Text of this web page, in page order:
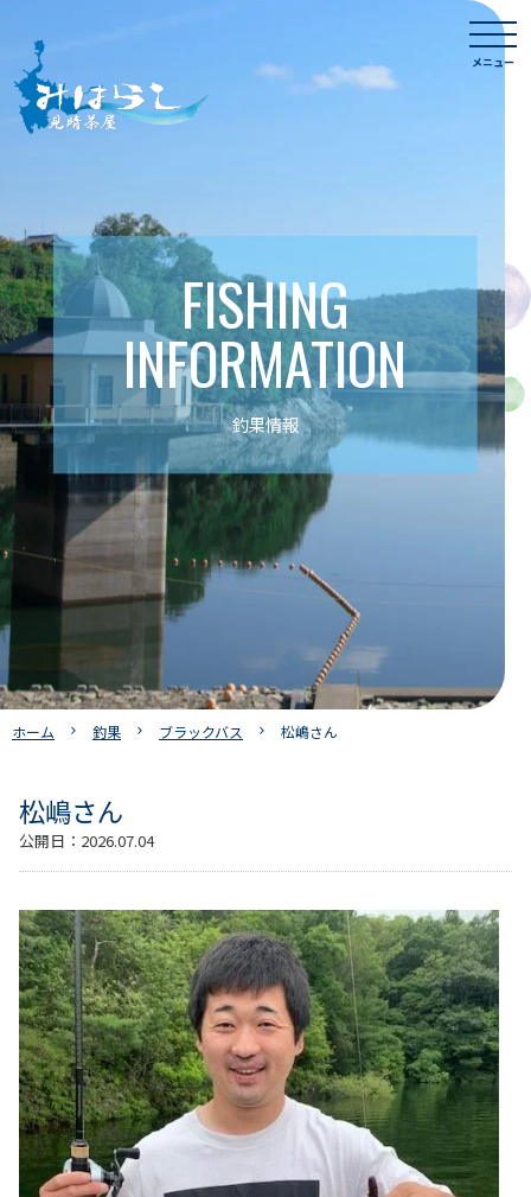
content
メニュー
FISHING
INFORMATION
釣果情報
ホーム 釣果 ブラックバス 松嶋さん
松嶋さん
公開日： 2026.07.04